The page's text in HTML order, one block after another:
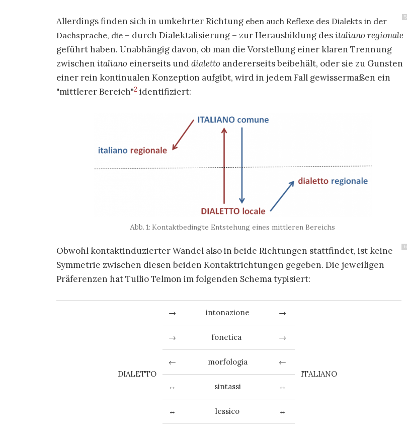
5
Allerdings finden sich in umkehrter Richtung eben auch Reflexe des Dialekts in der
Dachsprache, die – durch Dialektalisierung – zur Herausbildung desitaliano regionale
geführt haben. Unabhängig davon, ob man die Vorstellung einer klaren Trennung
zwischen italiano einerseits unddialetto andererseits beibehält, oder sie zu Gunsten
einer rein kontinualen Konzeption aufgibt, wird in jedem Fall gewissermaßen ein
"mittlerer Bereich"2 identifiziert:
Kontaktbedingte Entstehung eines mittleren Bereichs
6
Obwohl kontaktinduzierter Wandel also in beide Richtungen stattfindet, ist keine
Symmetrie zwischen diesen beiden Kontaktrichtungen gegeben. Die jeweiligen
Präferenzen hat Tullio Telmon im folgenden Schema typisiert:
DIALETTO
→ intonazione →
ITALIANO
→ fonetica →
← morfologia ←
↔ sintassi ↔
↔ lessico ↔